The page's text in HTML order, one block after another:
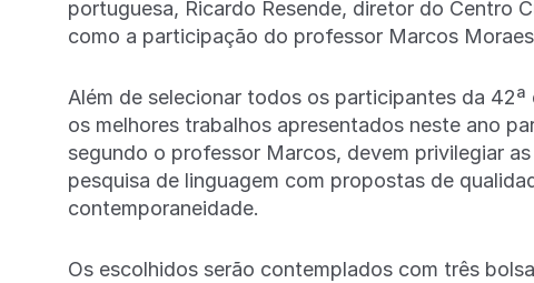
portuguesa, Ricardo Resende, diretor do Centro
como a participação do professor Marcos
Além de selecionar todos os participantes da
os melhores trabalhos apresentados neste ano
segundo o professor Marcos, devem privilegiar
pesquisa de linguagem com propostas de
contemporaneidade.
Os escolhidos serão contemplados com três